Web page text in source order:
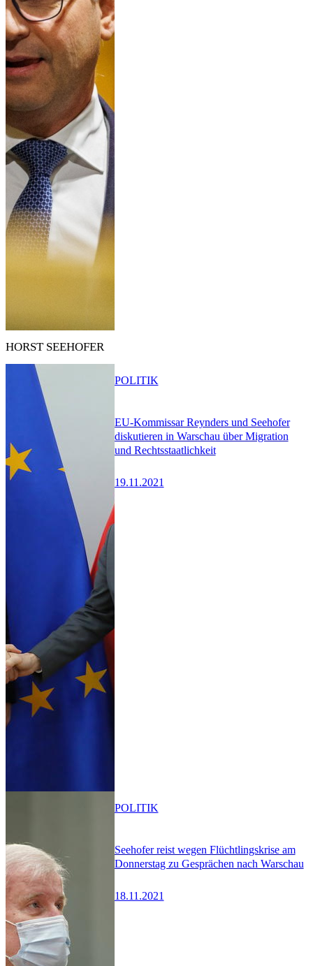
HORST SEEHOFER
EU-Kommissar Reynders und Seehofer
diskutieren in Warschau über Migration
und Rechtsstaatlichkeit
19.11.2021
POLITIK
Seehofer reist wegen Flüchtlingskrise am
Donnerstag zu Gesprächen nach Warschau
18.11.2021
POLITIK